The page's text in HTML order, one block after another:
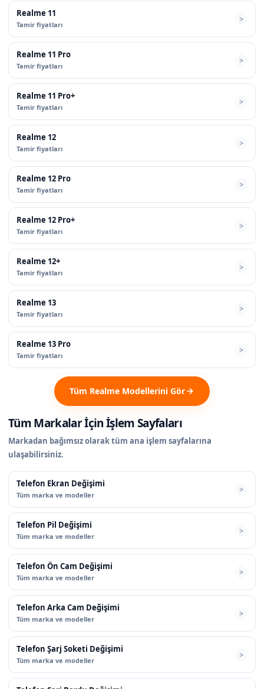
Realme 11
Tamir fiyatları
Realme 11 Pro
Tamir fiyatları
Realme 11 Pro+
Tamir fiyatları
Realme 12
Tamir fiyatları
Realme 12 Pro
Tamir fiyatları
Realme 12 Pro+
Tamir fiyatları
Realme 12+
Tamir fiyatları
Realme 13
Tamir fiyatları
Realme 13 Pro
Tamir fiyatları
Tüm Realme Modellerini Gör
Tüm Markalar İçin İşlem Sayfaları
Markadan bağımsız olarak tüm ana işlem sayfalarına
ulaşabilirsiniz.
Telefon Ekran Değişimi
Tüm marka ve modeller
Telefon Pil Değişimi
Tüm marka ve modeller
Telefon Ön Cam Değişimi
Tüm marka ve modeller
Telefon Arka Cam Değişimi
Tüm marka ve modeller
Telefon Şarj Soketi Değişimi
Tüm marka ve modeller